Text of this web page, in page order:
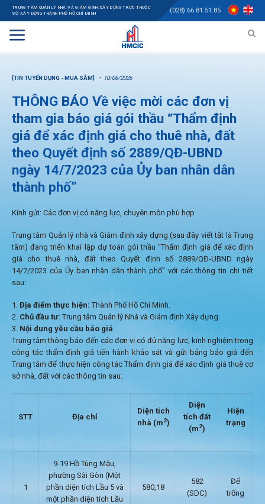
TRUNG TÂM QUẢN LÝ NHÀ VÀ GIÁM ĐỊNH XÂY DỰNG TRỰC THUỘC
SỞ XÂY DỰNG THÀNH PHỐ HỒ CHÍ MINH
(028) 66.81.51.85
[TIN TUYỂN DỤNG - MUA SẮM] 10/06/2026
THÔNG BÁO Về việc mời các đơn vị
tham gia báo giá gói thầu “Thẩm định
giá để xác định giá cho thuê nhà, đất
theo Quyết định số 2889/QĐ-UBND
ngày 14/7/2023 của Ủy ban nhân dân
thành phố”
Kính gửi: Các đơn vị có năng lực, chuyên môn phù hợp
Trung tâm Quản lý nhà và Giám định xây dựng (sau đây viết tắt là Trung
tâm) đang triển khai lập dự toán gói thầu “Thẩm định giá để xác định
giá cho thuê nhà, đất theo Quyết định số 2889/QĐ-UBND ngày
14/7/2023 của Ủy ban nhân dân thành phố” với các thông tin chi tiết
sau:
Địa điểm thực hiện:Thành Phố Hồ Chí Minh.
Chủ đầu tư: Trung tâm Quản lý Nhà và Giám định Xây dựng.
Nội dung yêu cầu báo giá
Trung tâm thông báo đến các đơn vị có đủ năng lực, kinh nghiệm trong
công tác thẩm định giá tiến hành khảo sát và gửi bảng báo giá đến
Trung tâm để thực hiện công tác Thẩm định giá để xác định giá thuê cơ
sở nhà, đất với các thông tin sau:
STT Địa chỉ
Diện tích
nhà (m2)
Diện
tích đất
(m2)
Hiện
trạng
1
9-19 Hồ Tùng Mậu,
phường Sài Gòn (Một
phần diện tích Lầu 5 và
một phần diện tích Lầu
580,18
582
(SDC)
Để
trống